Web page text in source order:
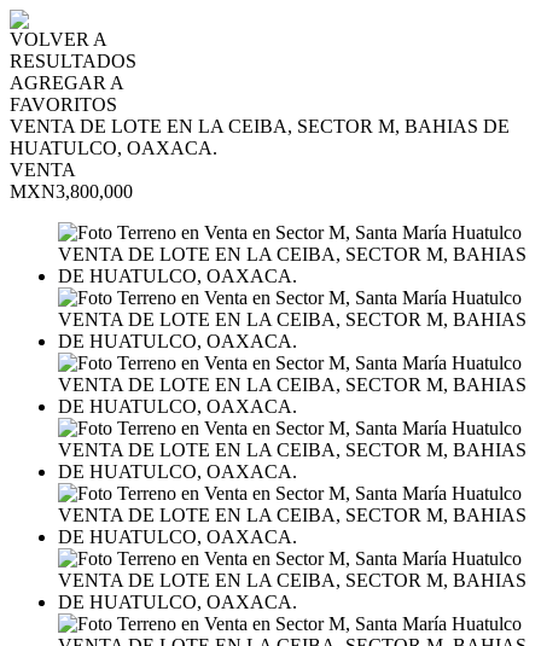
VOLVER A
RESULTADOS
AGREGAR A
FAVORITOS
VENTA DE LOTE EN LA CEIBA, SECTOR M, BAHIAS DE
HUATULCO, OAXACA.
VENTA
MXN3,800,000